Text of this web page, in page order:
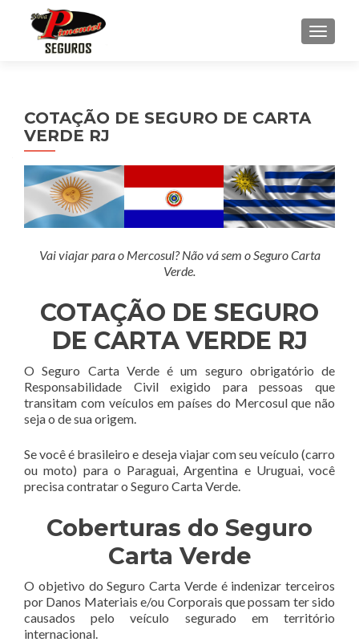
COTAÇÃO DE SEGURO DE CARTA
VERDE RJ
Vai viajar para o Mercosul? Não vá sem o Seguro Carta
Verde.
COTAÇÃO DE SEGURO
DE CARTA VERDE RJ
O Seguro Carta Verde é um seguro obrigatório de
Responsabilidade Civil exigido para pessoas que
transitam com veículos em países do Mercosul que não
seja o de sua origem.
Se você é brasileiro e deseja viajar com seu veículo (carro
ou moto) para o Paraguai, Argentina e Uruguai, você
precisa contratar o Seguro Carta Verde.
Coberturas do Seguro
Carta Verde
O objetivo do Seguro Carta Verde é indenizar terceiros
por Danos Materiais e/ou Corporais que possam ter sido
causados pelo veículo segurado em território
internacional.